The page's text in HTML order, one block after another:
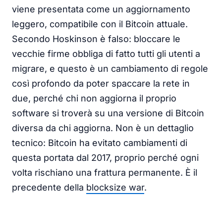
viene presentata come un aggiornamento
leggero, compatibile con il Bitcoin attuale.
Secondo Hoskinson è falso: bloccare le
vecchie firme obbliga di fatto tutti gli utenti a
migrare, e questo è un cambiamento di regole
così profondo da poter spaccare la rete in
due, perché chi non aggiorna il proprio
software si troverà su una versione di Bitcoin
diversa da chi aggiorna. Non è un dettaglio
tecnico: Bitcoin ha evitato cambiamenti di
questa portata dal 2017, proprio perché ogni
volta rischiano una frattura permanente. È il
precedente della blocksize war.